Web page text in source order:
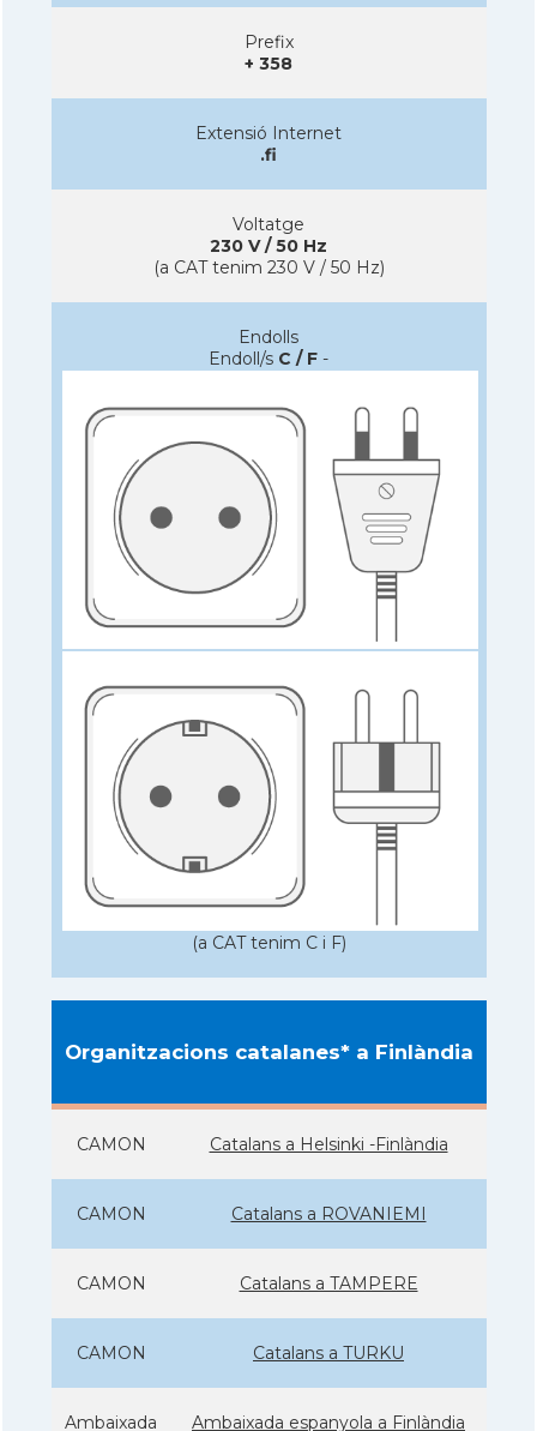
Prefix
+ 358
Extensió Internet
.fi
Voltatge
230 V / 50 Hz
(a CAT tenim 230 V / 50 Hz)
Endolls
Endoll/s C / F -
(a CAT tenim C i F)
Organitzacions catalanes* a Finlàndia
CAMON Catalans a Helsinki -Finlàndia
CAMON Catalans a ROVANIEMI
CAMON Catalans a TAMPERE
CAMON Catalans a TURKU
Ambaixada Ambaixada espanyola a Finlàndia